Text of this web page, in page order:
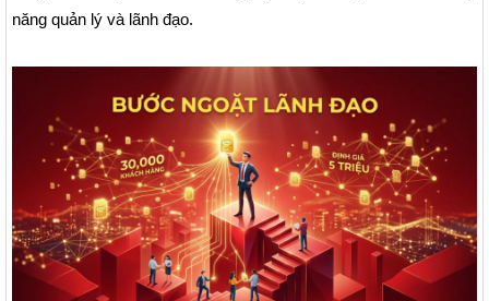
năng quản lý và lãnh đạo.